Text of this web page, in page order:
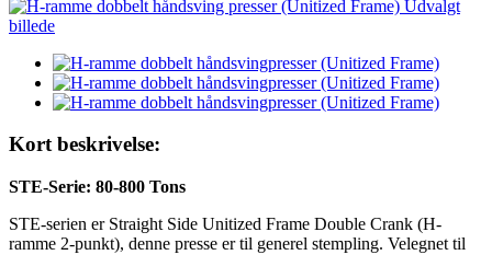
Kort beskrivelse:
STE-Serie: 80-800 Tons
STE-serien er Straight Side Unitized Frame Double Crank (H-
ramme 2-punkt), denne presse er til generel stempling. Velegnet til